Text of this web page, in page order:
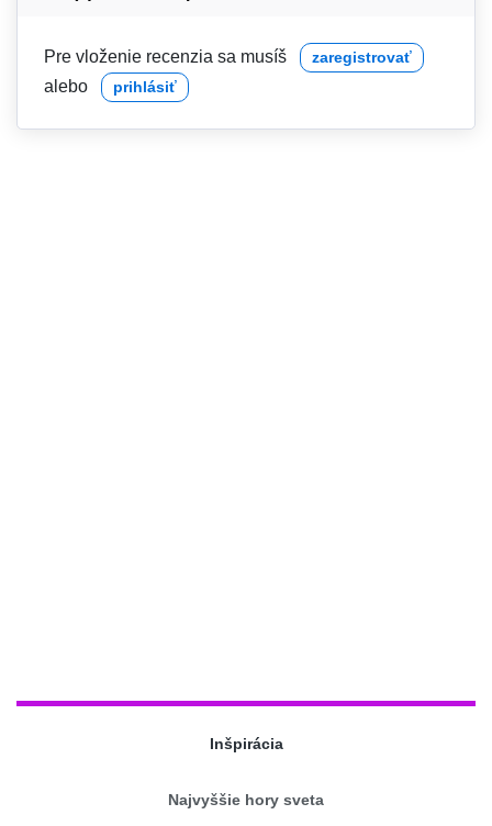
Pre vloženie recenzia sa musíš zaregistrovať
alebo prihlásiť
Inšpirácia
Najvyššie hory sveta